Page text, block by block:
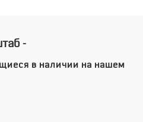
-
в наличии на нашем